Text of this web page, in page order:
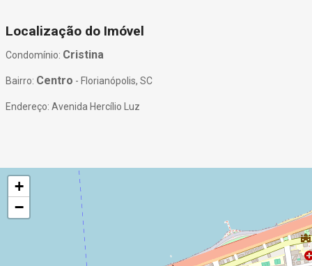
Localização do Imóvel
Condomínio: Cristina
Bairro: Centro - Florianópolis, SC
Endereço: Avenida Hercílio Luz
+
−